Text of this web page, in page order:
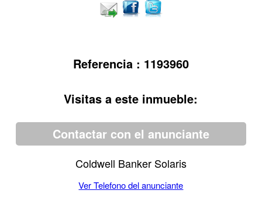
Referencia : 1193960
Visitas a este inmueble:
Contactar con el anunciante
Coldwell Banker Solaris
Ver Telefono del anunciante